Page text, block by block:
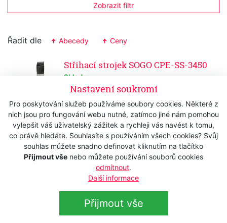
Nastavení soukromí
Pro poskytování služeb používáme soubory cookies. Některé z
nich jsou pro fungování webu nutné, zatímco jiné nám pomohou
vylepšit váš uživatelský zážitek a rychleji vás navést k tomu,
co právě hledáte. Souhlasíte s používáním všech cookies? Svůj
souhlas můžete snadno definovat kliknutím na tlačítko
Přijmout vše nebo můžete používání souborů cookies
odmítnout.
Další informace
Přijmout vše
Zobrazit filtr
Řadit dle Abecedy Ceny
Střihací strojek SOGO CPE-SS-3450
Skladem
1 190 Kč s DPH
983,47 Kč bez DPH
SOGO TechClipper 3525 Black
Skladem
899 Kč s DPH
742,98 Kčbez DPH
SOGO TechClipper 3525 Red
Skladem
899 Kč s DPH
742,98 Kčbez DPH